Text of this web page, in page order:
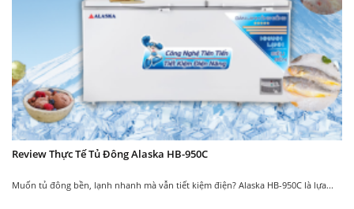
Tủ đông kính cong
Alaska KC-210C
11.350.000
13.350.000
Tủ đông kính cong
Alaska KC-210
11.150.000₫
New
Review Thực Tế Tủ Đông Alaska HB-950C
Muốn tủ đông bền, lạnh nhanh mà vẫn tiết kiệm điện? Alaska HB-950C là lựa...